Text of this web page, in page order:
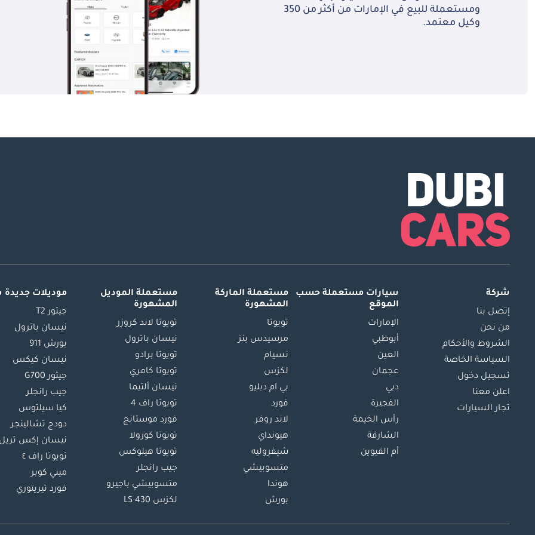
ومستعملة للبيع في الإمارات من أكثر من 350
وكيل معتمد.
شركة
إتصل بنا
من نحن
الشروط والأحكام
السياسة الخاصة
تسجيل دخول
اعلن معنا
تجار السيارات
سيارات مستعملة حسب
الموقع
الإمارات
أبوظبي
العين
عجمان
دبي
الفجيرة
رأس الخيمة
الشارقة
أم القيوين
مستعملة الماركة
المشهورة
تويوتا
مرسيدس بنز
نسيام
لكزس
بي ام دبليو
فورد
لاند روفر
هيونداي
شيفروليه
متسوبيشي
هوندا
بورش
مستعملة الموديل
المشهورة
تويوتا لاند كروزر
نيسان باترول
تويوتا برادو
تويوتا كامري
نيسان ألتيما
تويوتا راف 4
فورد موستانج
تويوتا كورولا
تويوتا هيلوكس
جيب رانجلر
متسوبيشي باجيرو
لكزس LS 430
موديلات
جيتور T2
نيسان باترول
بورش 911
نيسان كيكس
جيتور G700
جيب رانجلر
كيا سيلتوس
دودج تشالينجر
نيسان إكس
تويوتا راف ٤
ميني كوبر
فورد تيريتوري